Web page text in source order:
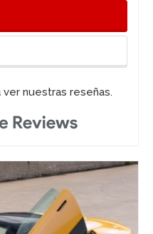
nuestras reseñas.